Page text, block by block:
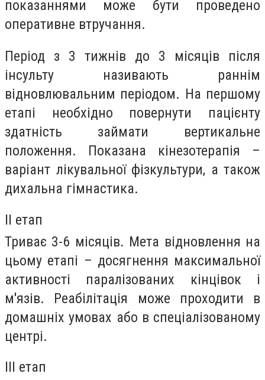
показаннями може бути проведено
оперативне втручання.
Період з 3 тижнів до 3 місяців після
інсульту називають раннім
відновлювальним періодом. На першому
етапі необхідно повернути пацієнту
здатність займати вертикальне
положення. Показана кінезотерапія –
варіант лікувальної фізкультури, а також
дихальна гімнастика.
II етап
Триває 3-6 місяців. Мета відновлення на
цьому етапі – досягнення максимальної
активності паралізованих кінцівок і
м'язів. Реабілітація може проходити в
домашніх умовах або в спеціалізованому
центрі.
III етап